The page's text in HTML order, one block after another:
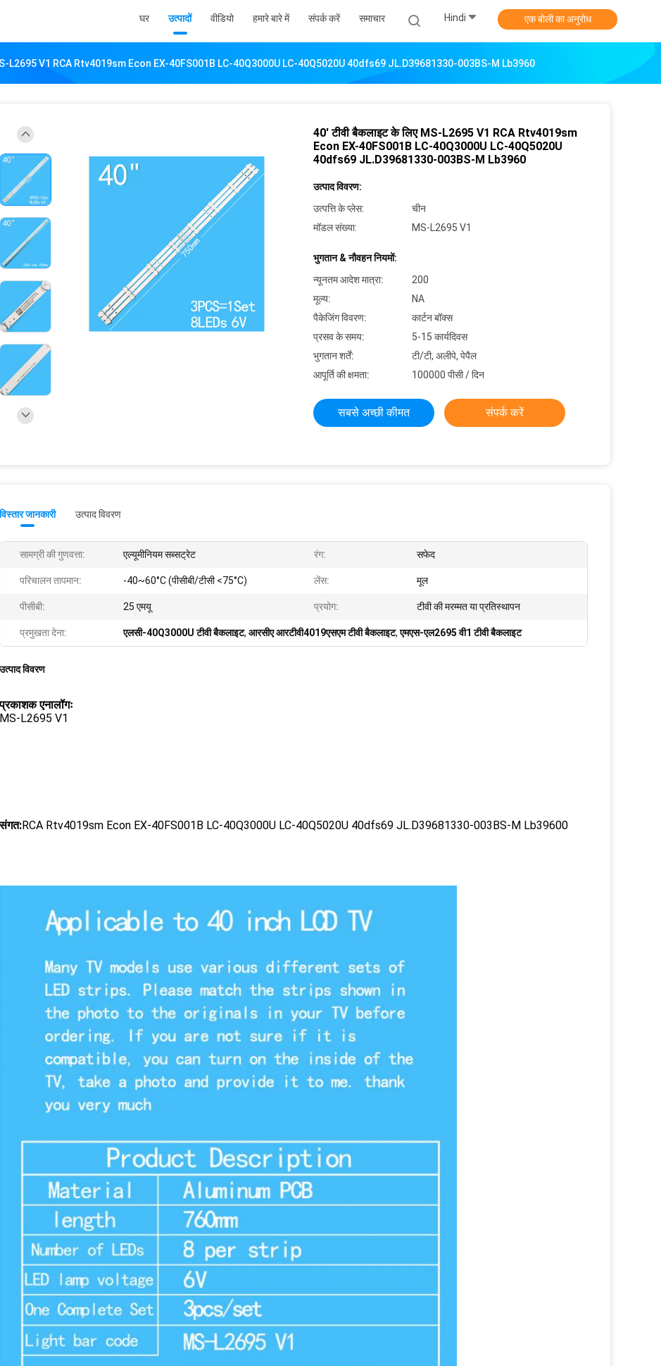
घर उत्पादों वीडियो हमारे बारे में संपर्क करें समाचार Hindi एक बोली का अनुरोध
L2695 V1 RCA Rtv4019sm Econ EX-40FS001B LC-40Q3000U LC-40Q5020U 40dfs69 JL.D39681330-003BS-M Lb3960
40' टीवी बैकलाइट के लिए MS-L2695 V1 RCA Rtv4019sm
Econ EX-40FS001B LC-40Q3000U LC-40Q5020U
40dfs69 JL.D39681330-003BS-M Lb3960
उत्पाद विवरण:
उत्पत्ति के प्लेस:
चीन
मॉडल संख्या:
MS-L2695 V1
भुगतान & नौवहन नियमों:
न्यूनतम आदेश मात्रा:
200
मूल्य:
NA
पैकेजिंग विवरण:
कार्टन बॉक्स
प्रसव के समय:
5-15 कार्यदिवस
भुगतान शर्तें:
टी/टी, अलीपे, पेपैल
आपूर्ति की क्षमता:
100000 पीसी / दिन
सबसे अच्छी कीमत संपर्क करें
विस्तार जानकारी उत्पाद विवरण
सामग्री की गुणवत्ता: एल्यूमीनियम सब्सट्रेट रंग: सफेद
परिचालन तापमान: -40~60°C (पीसीबी/टीसी <75°C) लेंस: मूल
पीसीबी: 25 एमयू प्रयोग: टीवी की मरम्मत या प्रतिस्थापन
प्रमुखता देना: एलसी-40Q3000U टीवी बैकलाइट, आरसीए आरटीवी4019एसएम टीवी बैकलाइट,एमएस-एल2695 वी1 टीवी बैकलाइट
उत्पाद विवरण
प्रकाशक एनालॉगः
MS-L2695 V1
संगत:RCA Rtv4019sm Econ EX-40FS001B LC-40Q3000U LC-40Q5020U 40dfs69 JL.D39681330-003BS-M Lb39600